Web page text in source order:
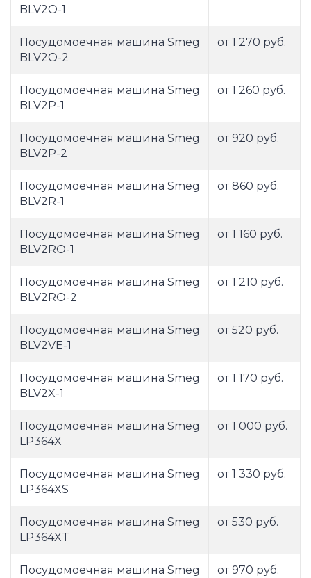
BLV2O-1
Посудомоечная машина Smeg
BLV2O-2
от 1 270 руб.
Посудомоечная машина Smeg
BLV2P-1
от 1 260 руб.
Посудомоечная машина Smeg
BLV2P-2
от 920 руб.
Посудомоечная машина Smeg
BLV2R-1
от 860 руб.
Посудомоечная машина Smeg
BLV2RO-1
от 1 160 руб.
Посудомоечная машина Smeg
BLV2RO-2
от 1 210 руб.
Посудомоечная машина Smeg
BLV2VE-1
от 520 руб.
Посудомоечная машина Smeg
BLV2X-1
от 1 170 руб.
Посудомоечная машина Smeg
LP364X
от 1 000 руб.
Посудомоечная машина Smeg
LP364XS
от 1 330 руб.
Посудомоечная машина Smeg
LP364XT
от 530 руб.
Посудомоечная машина Smeg
от 970 руб.